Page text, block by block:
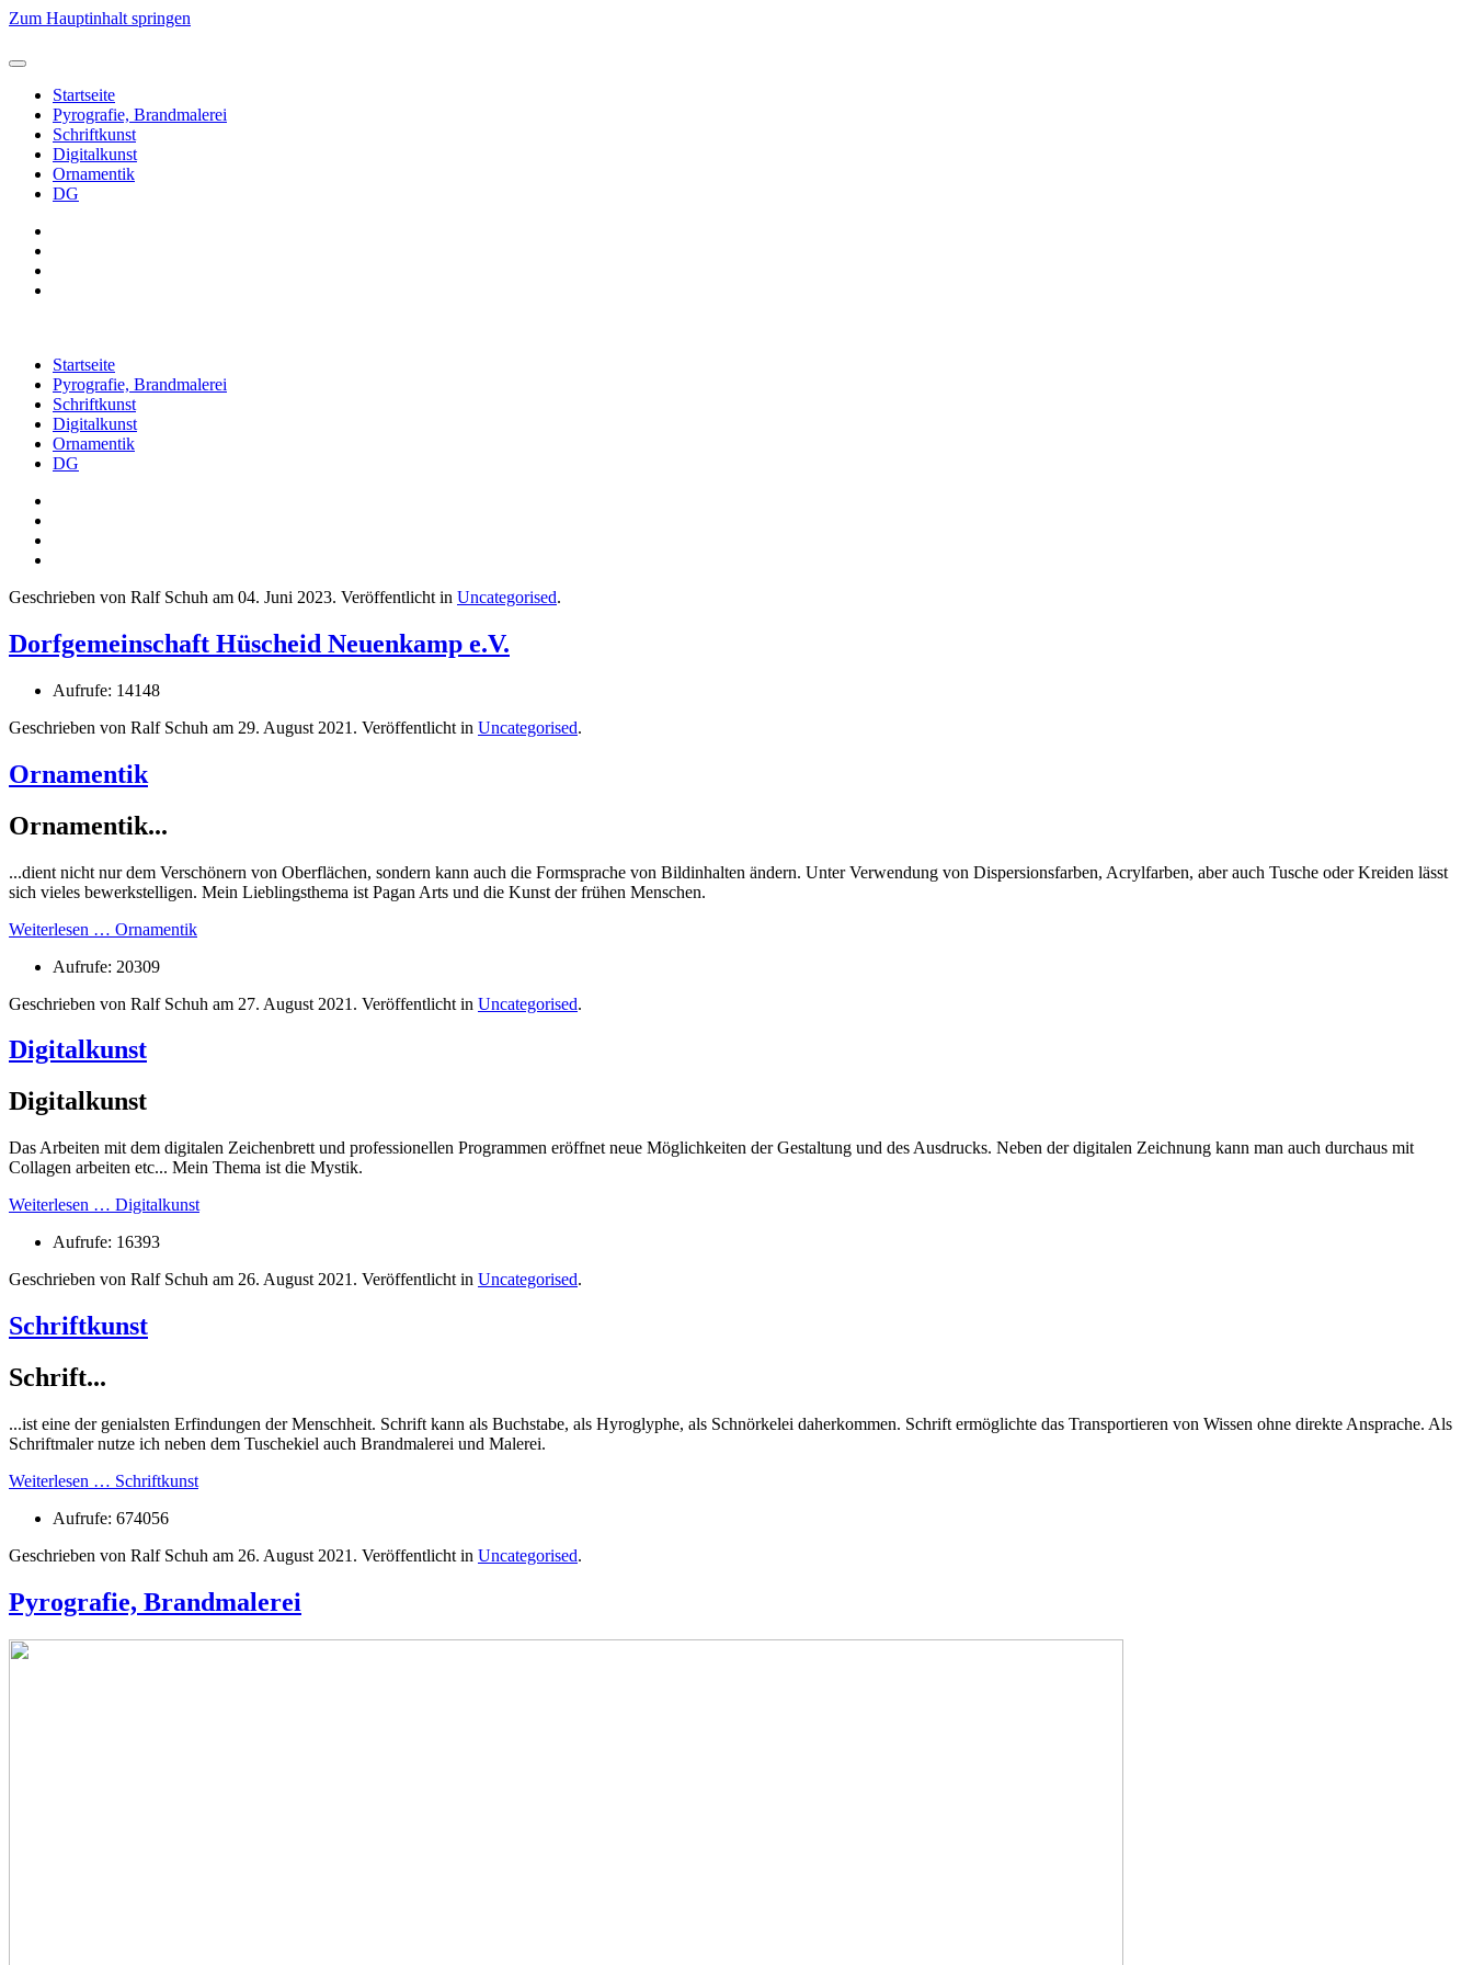
Zum Hauptinhalt springen
Startseite
Pyrografie, Brandmalerei
Schriftkunst
Digitalkunst
Ornamentik
DG
Startseite
Pyrografie, Brandmalerei
Schriftkunst
Digitalkunst
Ornamentik
DG
Geschrieben von Ralf Schuh am 04. Juni 2023. Veröffentlicht in Uncategorised.
Dorfgemeinschaft Hüscheid Neuenkamp e.V.
Aufrufe: 14148
Geschrieben von Ralf Schuh am 29. August 2021 . Veröffentlicht in Uncategorised.
Ornamentik
Ornamentik...
...dient nicht nur dem Verschönern von Oberflächen, sondern kann auch die Formsprache von Bildinhalten ändern. Unter Verwendung von Dispersionsfarben, Acrylfarben, aber auch Tusche oder Kreiden lässt
sich vieles bewerkstelligen. Mein Lieblingsthema ist Pagan Arts und die Kunst der frühen Menschen.
Weiterlesen … Ornamentik
Aufrufe: 20309
Geschrieben von Ralf Schuh am 27. August 2021 . Veröffentlicht in Uncategorised.
Digitalkunst
Digitalkunst
Das Arbeiten mit dem digitalen Zeichenbrett und professionellen Programmen eröffnet neue Möglichkeiten der Gestaltung und des Ausdrucks. Neben der digitalen Zeichnung kann man auch durchaus mit
Collagen arbeiten etc... Mein Thema ist die Mystik.
Weiterlesen … Digitalkunst
Aufrufe: 16393
Geschrieben von Ralf Schuh am 26. August 2021 . Veröffentlicht in Uncategorised.
Schriftkunst
Schrift...
...ist eine der genialsten Erfindungen der Menschheit. Schrift kann als Buchstabe, als Hyroglyphe, als Schnörkelei daherkommen. Schrift ermöglichte das Transportieren von Wissen ohne direkte Ansprache. Als
Schriftmaler nutze ich neben dem Tuschekiel auch Brandmalerei und Malerei.
Weiterlesen … Schriftkunst
Aufrufe: 674056
Geschrieben von Ralf Schuh am 26. August 2021 . Veröffentlicht in Uncategorised.
Pyrografie, Brandmalerei